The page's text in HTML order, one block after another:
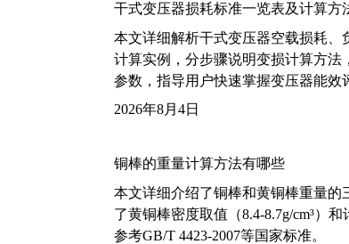
干式变压器损耗标准一览表及计算方
本文详细解析干式变压器空载损耗、
计算实例，分步骤说明变损计算方法
参数，指导用户快速掌握变压器能效
2026年8月4日
铜棒的重量计算方法有哪些
本文详细介绍了铜棒和黄铜棒重量
了黄铜棒密度取值（8.4-8.7g/cm³）
参考GB/T 4423-2007等国家标准。